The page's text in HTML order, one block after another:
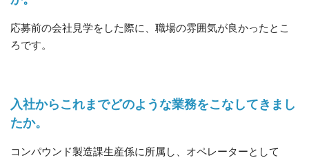
応募前の会社見学をした際に、職場の雰囲気が良かったとこ
ろです。
入社からこれまでどのような業務をこなしてきまし
たか。
コンパウンド製造課生産係に所属し、オペレーターとして